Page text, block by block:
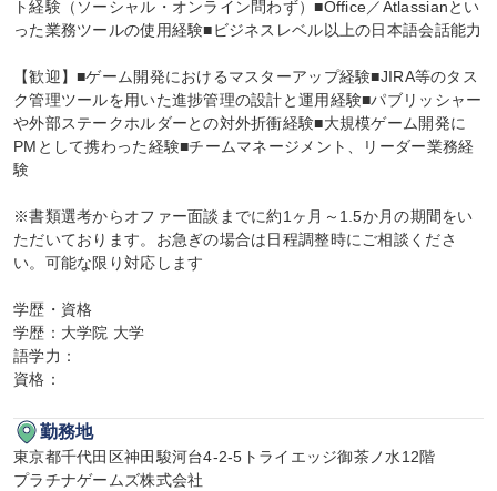
ト経験（ソーシャル・オンライン問わず）■Office／Atlassianとい
った業務ツールの使用経験■ビジネスレベル以上の日本語会話能力
【歓迎】■ゲーム開発におけるマスターアップ経験■JIRA等のタス
ク管理ツールを用いた進捗管理の設計と運用経験■パブリッシャー
や外部ステークホルダーとの対外折衝経験■大規模ゲーム開発に
PMとして携わった経験■チームマネージメント、リーダー業務経
験
※書類選考からオファー面談までに約1ヶ月～1.5か月の期間をい
ただいております。お急ぎの場合は日程調整時にご相談くださ
い。可能な限り対応します
学歴・資格
学歴：大学院 大学
語学力：
資格：
勤務地
東京都千代田区神田駿河台4-2-5トライエッジ御茶ノ水12階
プラチナゲームズ株式会社